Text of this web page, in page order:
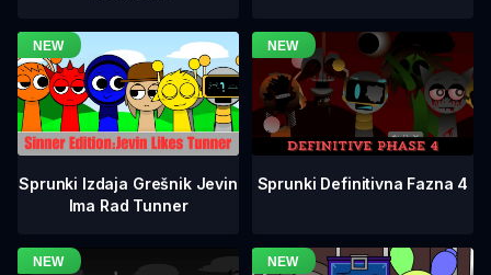
Sprunki Izdaja Grešnik Jevin
Ima Rad Tunner
Sprunki Definitivna Fazna 4